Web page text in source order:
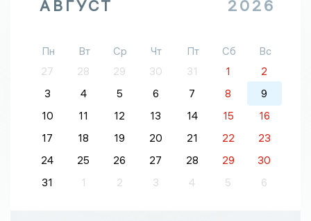
АВГУСТ 2026
Пн Вт Ср Чт Пт Сб
Вс
27
28 29 30 31 1
2
3
4 5 6 7 8
9
10
11 12 13 14 15
16
17
18 19 20 21 22
23
24
25 26 27 28 29
30
31
1 2 3 4 5 6